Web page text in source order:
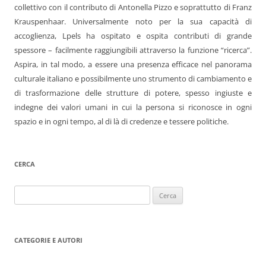
collettivo con il contributo di Antonella Pizzo e soprattutto di Franz
Krauspenhaar. Universalmente noto per la sua capacità di
accoglienza, Lpels ha ospitato e ospita contributi di grande
spessore – facilmente raggiungibili attraverso la funzione “ricerca”.
Aspira, in tal modo, a essere una presenza efficace nel panorama
culturale italiano e possibilmente uno strumento di cambiamento e
di trasformazione delle strutture di potere, spesso ingiuste e
indegne dei valori umani in cui la persona si riconosce in ogni
spazio e in ogni tempo, al di là di credenze e tessere politiche.
CERCA
per:
CATEGORIE E AUTORI